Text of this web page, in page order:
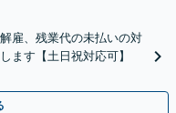
雇、残業代の未払いの対
ます【土日祝対応可】